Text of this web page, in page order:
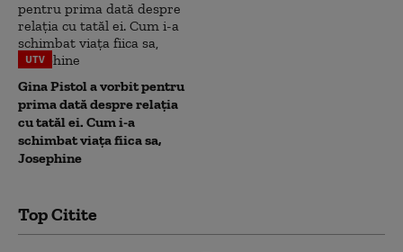
UTV
Gina Pistol a vorbit pentru
prima dată despre relația
cu tatăl ei. Cum i-a
schimbat viața fiica sa,
Josephine
Top Citite